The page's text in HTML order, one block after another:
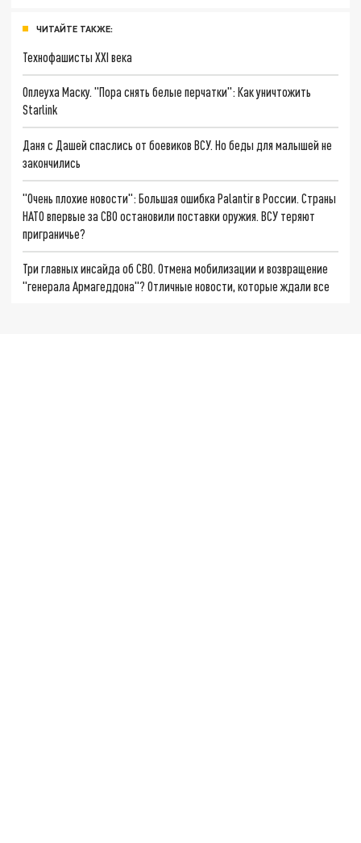
ЧИТАЙТЕ ТАКЖЕ:
Технофашисты XXI века
Оплеуха Маску. "Пора снять белые перчатки": Как уничтожить
Starlink
Даня с Дашей спаслись от боевиков ВСУ. Но беды для малышей не
закончились
"Очень плохие новости": Большая ошибка Palantir в России. Страны
НАТО впервые за СВО остановили поставки оружия. ВСУ теряют
приграничье?
Три главных инсайда об СВО. Отмена мобилизации и возвращение
"генерала Армагеддона"? Отличные новости, которые ждали все